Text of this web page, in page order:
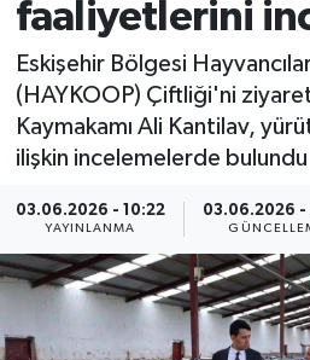
faaliyetlerini
Eskişehir Bölgesi
(HAYKOOP) Çiftliği'ni
Kaymakamı Ali Kantilav,
ilişkin incelemelerde bulundu
03.06.2026 - 10:22
YAYINLANMA
03.06.2026 -